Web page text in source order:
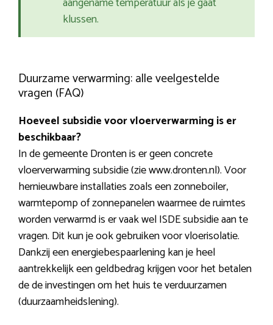
klussen.
Duurzame verwarming: alle veelgestelde
vragen (FAQ)
Hoeveel subsidie voor vloerverwarming is er
beschikbaar?
In de gemeente Dronten is er geen concrete
vloerverwarming subsidie (zie www.dronten.nl). Voor
hernieuwbare installaties zoals een zonneboiler,
warmtepomp of zonnepanelen waarmee de ruimtes
worden verwarmd is er vaak wel ISDE subsidie aan te
vragen. Dit kun je ook gebruiken voor vloerisolatie.
Dankzij een energiebespaarlening kan je heel
aantrekkelijk een geldbedrag krijgen voor het betalen
de de investingen om het huis te verduurzamen
(duurzaamheidslening).